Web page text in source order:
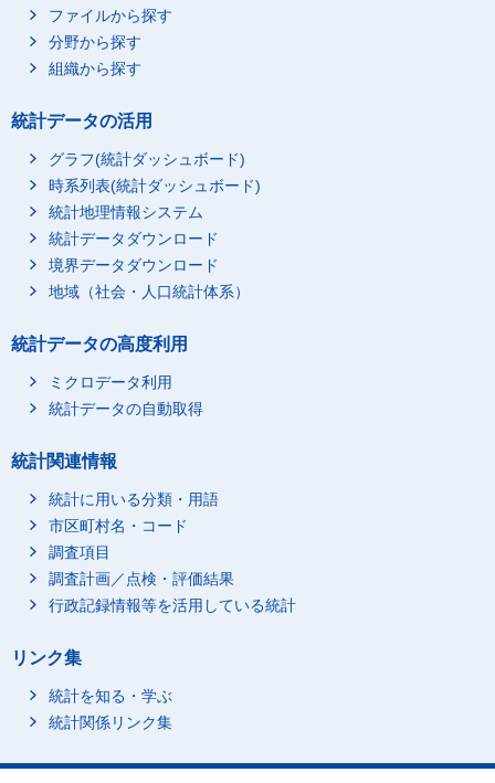
ファイルから探す
分野から探す
組織から探す
統計データの活用
グラフ(統計ダッシュボード)
時系列表(統計ダッシュボード)
統計地理情報システム
統計データダウンロード
境界データダウンロード
地域（社会・人口統計体系）
統計データの高度利用
ミクロデータ利用
統計データの自動取得
統計関連情報
統計に用いる分類・用語
市区町村名・コード
調査項目
調査計画／点検・評価結果
行政記録情報等を活用している統計
リンク集
統計を知る・学ぶ
統計関係リンク集